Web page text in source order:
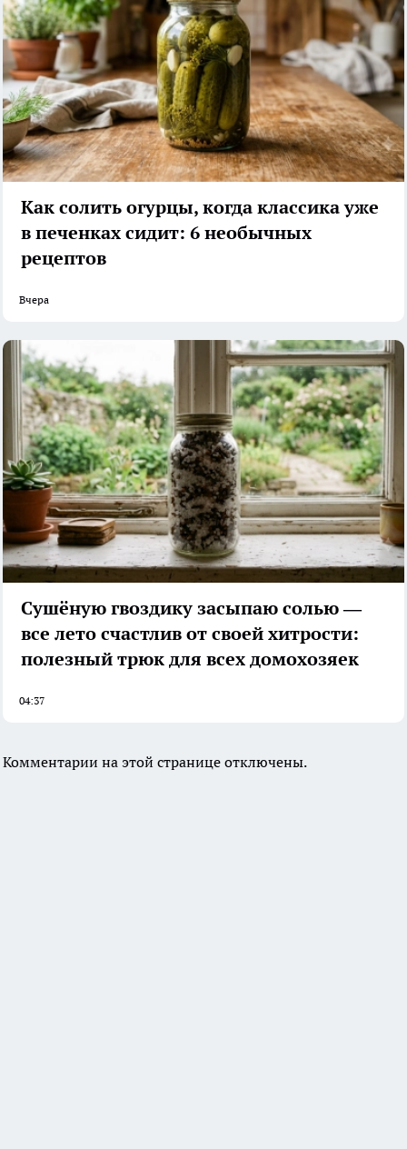
Как солить огурцы, когда классика уже
в печенках сидит: 6 необычных
рецептов
Вчера
Сушёную гвоздику засыпаю солью —
все лето счастлив от своей хитрости:
полезный трюк для всех домохозяек
04:37
Комментарии на этой странице отключены.